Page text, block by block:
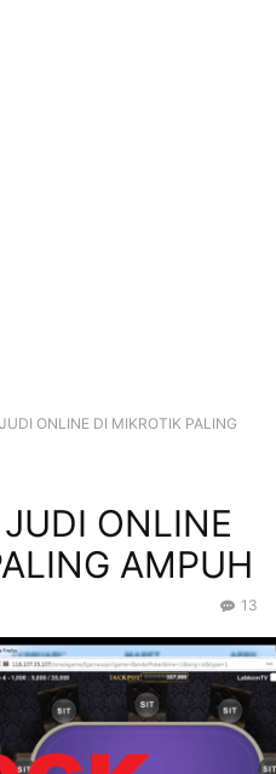
ONLINE DI MIKROTIK PALING
ONLINE
AMPUH
13